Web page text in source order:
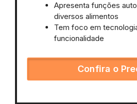
Apresenta funções
diversos alimentos
Tem foco em
funcionalidade
Confira o